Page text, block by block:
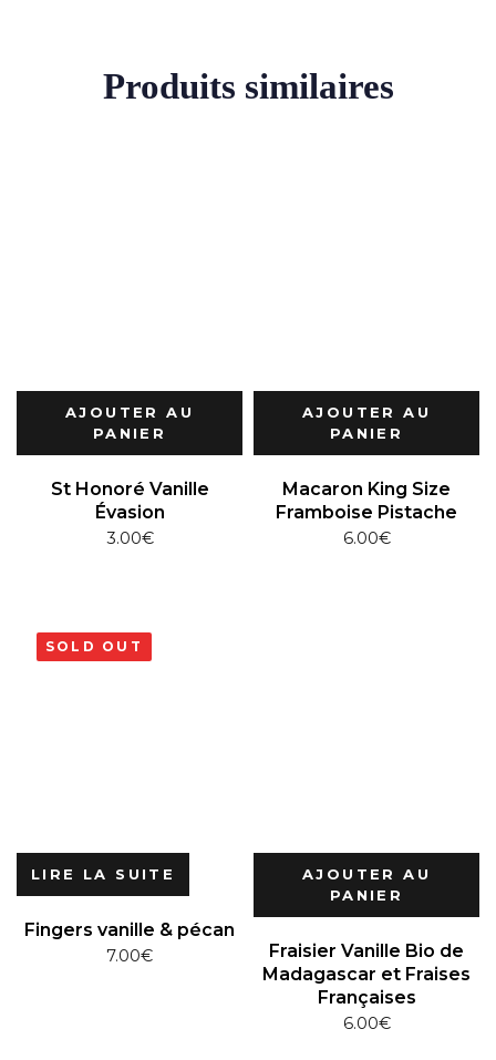
Produits similaires
AJOUTER AU
PANIER
St Honoré Vanille
Évasion
3.00€
AJOUTER AU
PANIER
Macaron King Size
Framboise Pistache
6.00€
SOLD OUT
LIRE LA SUITE
Fingers vanille & pécan
7.00€
AJOUTER AU
PANIER
Fraisier Vanille Bio de
Madagascar et Fraises
Françaises
6.00€